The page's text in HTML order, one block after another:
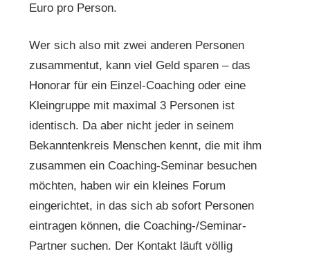
Euro pro Person.
Wer sich also mit zwei anderen Personen
zusammentut, kann viel Geld sparen – das
Honorar für ein Einzel-Coaching oder eine
Kleingruppe mit maximal 3 Personen ist
identisch. Da aber nicht jeder in seinem
Bekanntenkreis Menschen kennt, die mit ihm
zusammen ein Coaching-Seminar besuchen
möchten, haben wir ein kleines Forum
eingerichtet, in das sich ab sofort Personen
eintragen können, die Coaching-/Seminar-
Partner suchen. Der Kontakt läuft völlig